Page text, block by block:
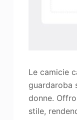
Le camicie
guardaroba
donne.
stile,